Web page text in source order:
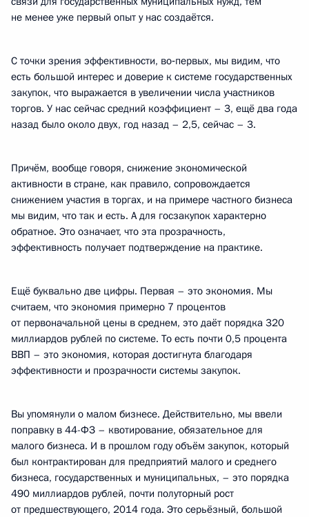
не менее уже первый опыт у нас создаётся.
С точки зрения эффективности, во‑первых, мы видим, что
есть большой интерес и доверие к системе государственных
закупок, что выражается в увеличении числа участников
торгов. У нас сейчас средний коэффициент – 3, ещё два года
назад было около двух, год назад – 2,5, сейчас – 3.
Причём, вообще говоря, снижение экономической
активности в стране, как правило, сопровождается
снижением участия в торгах, и на примере частного бизнеса
мы видим, что так и есть. А для госзакупок характерно
обратное. Это означает, что эта прозрачность,
эффективность получает подтверждение на практике.
Ещё буквально две цифры. Первая – это экономия. Мы
считаем, что экономия примерно 7 процентов
от первоначальной цены в среднем, это даёт порядка 320
миллиардов рублей по системе. То есть почти 0,5 процента
ВВП – это экономия, которая достигнута благодаря
эффективности и прозрачности системы закупок.
Вы упомянули о малом бизнесе. Действительно, мы ввели
поправку в 44-ФЗ – квотирование, обязательное для
малого бизнеса. И в прошлом году объём закупок, который
был контрактирован для предприятий малого и среднего
бизнеса, государственных и муниципальных, – это порядка
490 миллиардов рублей, почти полуторный рост
от предшествующего, 2014 года. Это серьёзный, большой